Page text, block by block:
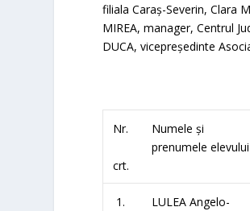
filiala Caraș-Severin, Clara
MIREA, manager, Centrul
DUCA, vicepreședinte
Nr.
crt.
Numele și
prenumele elevului
1.
LULEA Angelo-